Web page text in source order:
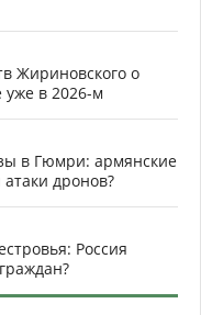
Жириновского о
уже в 2026-м
в Гюмри: армянские
атаки дронов?
Россия